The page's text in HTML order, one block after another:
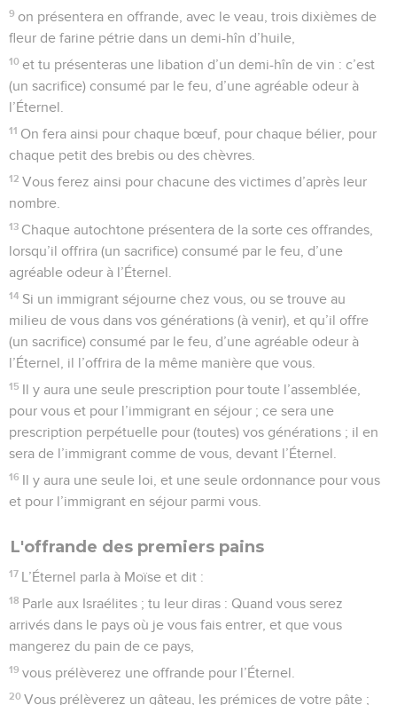
9 on présentera en offrande, avec le veau, trois dixièmes de
fleur de farine pétrie dans un demi-hîn d’huile,
10 et tu présenteras une libation d’un demi-hîn de vin : c’est
(un sacrifice) consumé par le feu, d’une agréable odeur à
l’Éternel.
11 On fera ainsi pour chaque bœuf, pour chaque bélier, pour
chaque petit des brebis ou des chèvres.
12 Vous ferez ainsi pour chacune des victimes d’après leur
nombre.
13 Chaque autochtone présentera de la sorte ces offrandes,
lorsqu’il offrira (un sacrifice) consumé par le feu, d’une
agréable odeur à l’Éternel.
14 Si un immigrant séjourne chez vous, ou se trouve au
milieu de vous dans vos générations (à venir), et qu’il offre
(un sacrifice) consumé par le feu, d’une agréable odeur à
l’Éternel, il l’offrira de la même manière que vous.
15 Il y aura une seule prescription pour toute l’assemblée,
pour vous et pour l’immigrant en séjour ; ce sera une
prescription perpétuelle pour (toutes) vos générations ; il en
sera de l’immigrant comme de vous, devant l’Éternel.
16 Il y aura une seule loi, et une seule ordonnance pour vous
et pour l’immigrant en séjour parmi vous.
L'offrande des premiers pains
17 L’Éternel parla à Moïse et dit :
18 Parle aux Israélites ; tu leur diras : Quand vous serez
arrivés dans le pays où je vous fais entrer, et que vous
mangerez du pain de ce pays,
19 vous prélèverez une offrande pour l’Éternel.
20 Vous prélèverez un gâteau, les prémices de votre pâte ;